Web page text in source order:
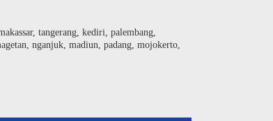
tangerang, kediri, palembang,
nganjuk, madiun, padang, mojokerto,